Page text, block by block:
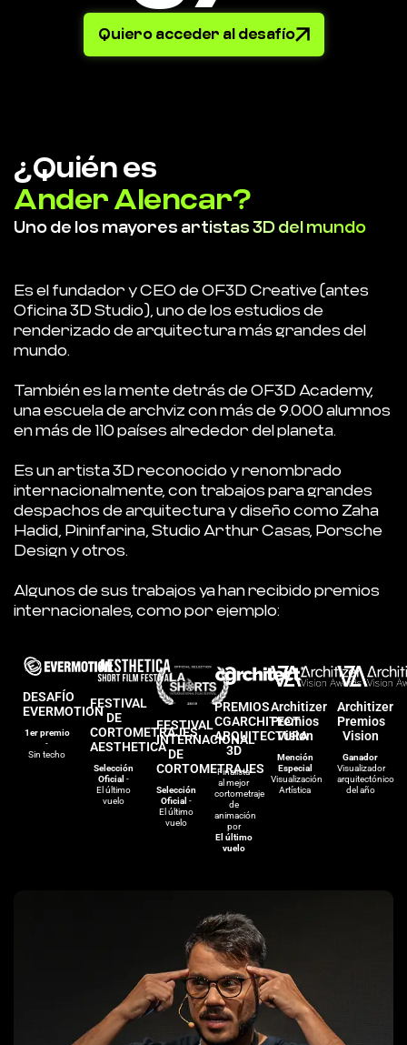
Quiero acceder al desafío
Uno de los mayores artistas 3D del mundo
¿Quién es
Ander Alencar?
Es el fundador y CEO de OF3D Creative (antes
Oficina 3D Studio), uno de los estudios de
renderizado de arquitectura más grandes del
mundo.
También es la mente detrás de OF3D Academy,
una escuela de archviz con más de 9.000 alumnos
en más de 110 países alrededor del planeta.
Es un artista 3D reconocido y renombrado
internacionalmente, con trabajos para grandes
despachos de arquitectura y diseño como Zaha
Hadid, Pininfarina, Studio Arthur Casas, Porsche
Design y otros.
Algunos de sus trabajos ya han recibido premios
internacionales, como por ejemplo:
DESAFÍO
EVERMOTION
1er premio
-
Sin techo
FESTIVAL
DE
CORTOMETRAJES
AESTHETICA
Selección
Oficial -
El último
vuelo
FESTIVAL
INTERNACIONAL
DE
CORTOMETRAJES
Selección
Oficial -
El último
vuelo
PREMIOS
CGARCHITECT
ARQUITECTURA
3D
Finalista
al mejor
cortometraje
de
animación
por
El último
vuelo
Architizer
Premios
Vision
Mención
Especial
Visualización
Artística
Architizer
Premios
Vision
Ganador
Visualizador
arquitectónico
del año